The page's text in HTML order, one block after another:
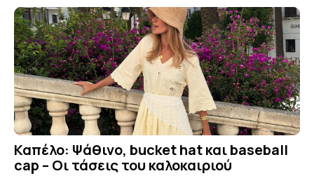
Καπέλο: Ψάθινο, bucket hat και baseball
cap – Οι τάσεις του καλοκαιριού